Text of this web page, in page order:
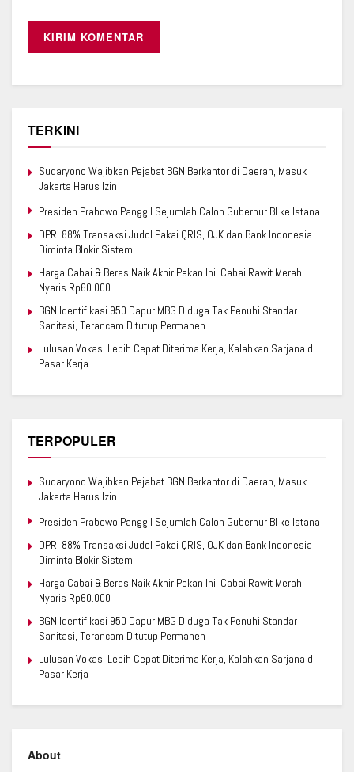
TERKINI
Sudaryono Wajibkan Pejabat BGN Berkantor di Daerah, Masuk
Jakarta Harus Izin
Presiden Prabowo Panggil Sejumlah Calon Gubernur BI ke Istana
DPR: 88% Transaksi Judol Pakai QRIS, OJK dan Bank Indonesia
Diminta Blokir Sistem
Harga Cabai & Beras Naik Akhir Pekan Ini, Cabai Rawit Merah
Nyaris Rp60.000
BGN Identifikasi 950 Dapur MBG Diduga Tak Penuhi Standar
Sanitasi, Terancam Ditutup Permanen
Lulusan Vokasi Lebih Cepat Diterima Kerja, Kalahkan Sarjana di
Pasar Kerja
TERPOPULER
Sudaryono Wajibkan Pejabat BGN Berkantor di Daerah, Masuk
Jakarta Harus Izin
Presiden Prabowo Panggil Sejumlah Calon Gubernur BI ke Istana
DPR: 88% Transaksi Judol Pakai QRIS, OJK dan Bank Indonesia
Diminta Blokir Sistem
Harga Cabai & Beras Naik Akhir Pekan Ini, Cabai Rawit Merah
Nyaris Rp60.000
BGN Identifikasi 950 Dapur MBG Diduga Tak Penuhi Standar
Sanitasi, Terancam Ditutup Permanen
Lulusan Vokasi Lebih Cepat Diterima Kerja, Kalahkan Sarjana di
Pasar Kerja
About